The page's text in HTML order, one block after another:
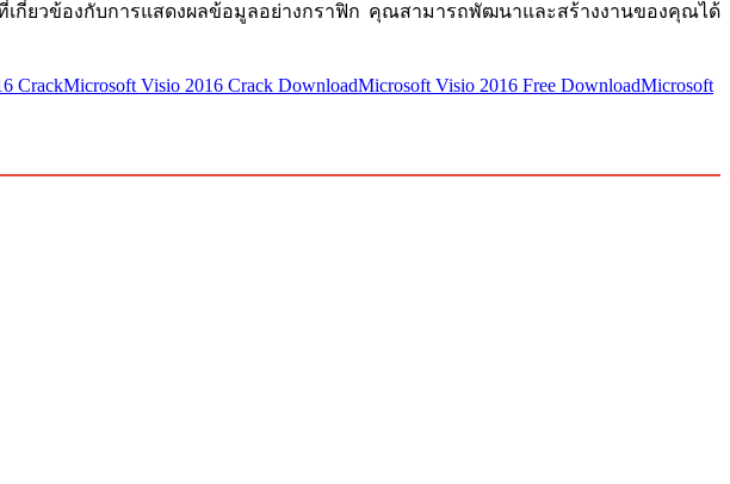
ยวข้องกับการแสดงผลข้อมูลอย่างกราฟิก คุณสามารถพัฒนาและสร้างงานของคุณได้
CrackMicrosoft Visio 2016 Crack DownloadMicrosoft Visio 2016 Free DownloadMicrosoft